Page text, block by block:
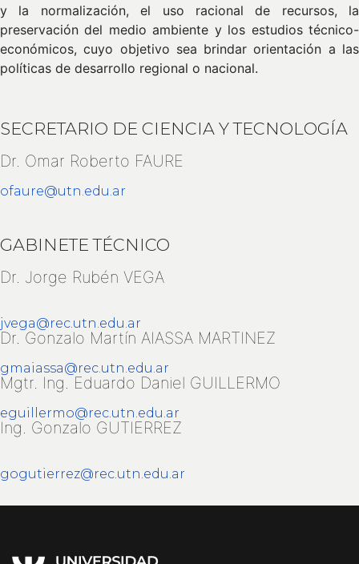
y la normalización, el uso racional de recursos, la
preservación del medio ambiente y los estudios técnico-
económicos, cuyo objetivo sea brindar orientación a las
políticas de desarrollo regional o nacional.
SECRETARIO DE CIENCIA Y TECNOLOGÍA
Dr. Omar Roberto FAURE
ofaure@utn.edu.ar
GABINETE TÉCNICO
Dr. Jorge Rubén VEGA
jvega@rec.utn.edu.ar
Dr. Gonzalo Martín AIASSA MARTINEZ
gmaiassa@rec.utn.edu.ar
Mgtr. Ing. Eduardo Daniel GUILLERMO
eguillermo@rec.utn.edu.ar
Ing. Gonzalo GUTIERREZ
gogutierrez@rec.utn.edu.ar